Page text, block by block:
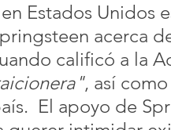
Estados Unidos
acerca
calificó a la
, así
El apoyo de